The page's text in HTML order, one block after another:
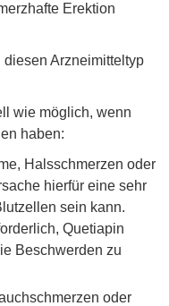
Erektion
Arzneimitteltyp
wie möglich, wenn
haben:
Halsschmerzen oder
hierfür eine sehr
sein kann.
Quetiapin
Beschwerden zu
oder